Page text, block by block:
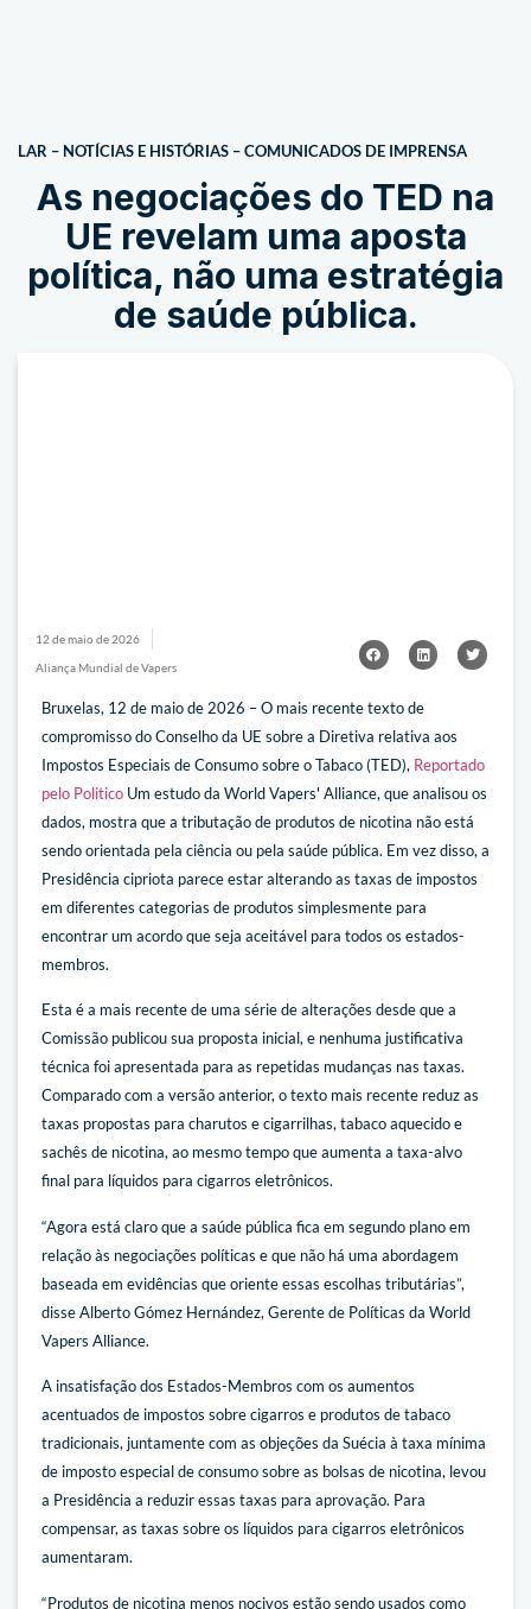
LAR – NOTÍCIAS E HISTÓRIAS –COMUNICADOS DE IMPRENSA
As negociações do TED na
UE revelam uma aposta
política, não uma estratégia
de saúde pública.
12 de maio de 2026
Aliança Mundial de Vapers
Bruxelas, 12 de maio de 2026 – O mais recente texto de
compromisso do Conselho da UE sobre a Diretiva relativa aos
Impostos Especiais de Consumo sobre o Tabaco (TED), Reportado
pelo Politico Um estudo da World Vapers' Alliance, que analisou os
dados, mostra que a tributação de produtos de nicotina não está
sendo orientada pela ciência ou pela saúde pública. Em vez disso, a
Presidência cipriota parece estar alterando as taxas de impostos
em diferentes categorias de produtos simplesmente para
encontrar um acordo que seja aceitável para todos os estados-
membros.
Esta é a mais recente de uma série de alterações desde que a
Comissão publicou sua proposta inicial, e nenhuma justificativa
técnica foi apresentada para as repetidas mudanças nas taxas.
Comparado com a versão anterior, o texto mais recente reduz as
taxas propostas para charutos e cigarrilhas, tabaco aquecido e
sachês de nicotina, ao mesmo tempo que aumenta a taxa-alvo
final para líquidos para cigarros eletrônicos.
“Agora está claro que a saúde pública fica em segundo plano em
relação às negociações políticas e que não há uma abordagem
baseada em evidências que oriente essas escolhas tributárias”,
disse Alberto Gómez Hernández, Gerente de Políticas da World
Vapers Alliance.
A insatisfação dos Estados-Membros com os aumentos
acentuados de impostos sobre cigarros e produtos de tabaco
tradicionais, juntamente com as objeções da Suécia à taxa mínima
de imposto especial de consumo sobre as bolsas de nicotina, levou
a Presidência a reduzir essas taxas para aprovação. Para
compensar, as taxas sobre os líquidos para cigarros eletrônicos
aumentaram.
“Produtos de nicotina menos nocivos estão sendo usados como